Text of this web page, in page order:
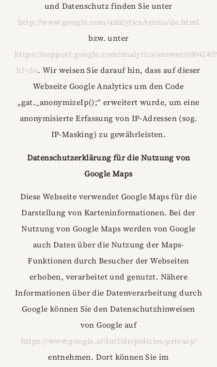
und Datenschutz finden Sie unter
http://www.google.com/analytics/terms/de.html
bzw. unter
https://support.google.com/analytics/answer/
hl=de. Wir weisen Sie darauf hin, dass auf dieser
Webseite Google Analytics um den Code
„gat._anonymizeIp();“ erweitert wurde, um eine
anonymisierte Erfassung von IP-Adressen (sog.
IP-Masking) zu gewährleisten.
Datenschutzerklärung für die Nutzung von
Google Maps
Diese Webseite verwendet Google Maps für die
Darstellung von Karteninformationen. Bei der
Nutzung von Google Maps werden von Google
auch Daten über die Nutzung der Maps-
Funktionen durch Besucher der Webseiten
erhoben, verarbeitet und genutzt. Nähere
Informationen über die Datenverarbeitung durch
Google können Sie den Datenschutzhinweisen
von Google auf
https://www.google.at/intl/de/policies/privacy/
entnehmen. Dort können Sie im